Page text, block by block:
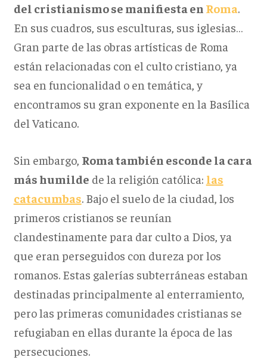
del cristianismo se manifiesta en Roma.
En sus cuadros, sus esculturas, sus iglesias…
Gran parte de las obras artísticas de Roma
están relacionadas con el culto cristiano, ya
sea en funcionalidad o en temática, y
encontramos su gran exponente en la Basílica
del Vaticano.
Sin embargo, Roma también esconde la cara
más humilde de la religión católica: las
catacumbas. Bajo el suelo de la ciudad, los
primeros cristianos se reunían
clandestinamente para dar culto a Dios, ya
que eran perseguidos con dureza por los
romanos. Estas galerías subterráneas estaban
destinadas principalmente al enterramiento,
pero las primeras comunidades cristianas se
refugiaban en ellas durante la época de las
persecuciones.